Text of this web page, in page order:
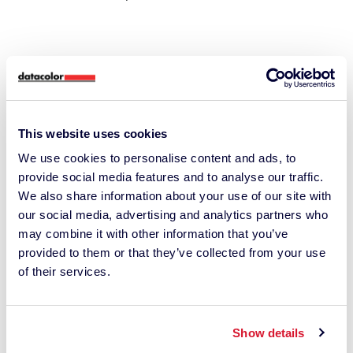
This website uses cookies
We use cookies to personalise content and ads, to
provide social media features and to analyse our traffic.
We also share information about your use of our site with
our social media, advertising and analytics partners who
may combine it with other information that you’ve
provided to them or that they’ve collected from your use
of their services.
Show details
Video dimostrativo